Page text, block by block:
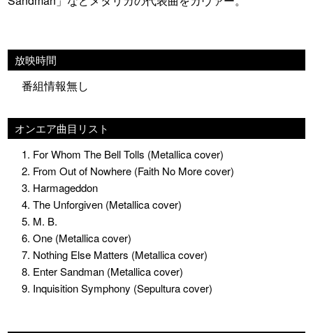
放映時間
番組情報無し
オンエア曲目リスト
1. For Whom The Bell Tolls (Metallica cover)
2. From Out of Nowhere (Faith No More cover)
3. Harmageddon
4. The Unforgiven (Metallica cover)
5. M. B.
6. One (Metallica cover)
7. Nothing Else Matters (Metallica cover)
8. Enter Sandman (Metallica cover)
9. Inquisition Symphony (Sepultura cover)